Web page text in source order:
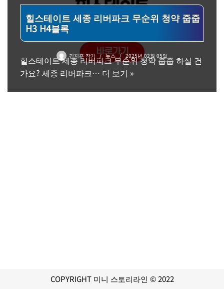
힐스테이트 세종 리버파크 무순위 청약 줍줍
H3 H4블록
김지훈 작가 뉴스 2025년 02월 05일
힐스테이트 세종 리버파크 무순위 청약 줍줍 하실 건
가요? 세종 리버파크… 더 보기 »
COPYRIGHT 미니 스토리라인 © 2022